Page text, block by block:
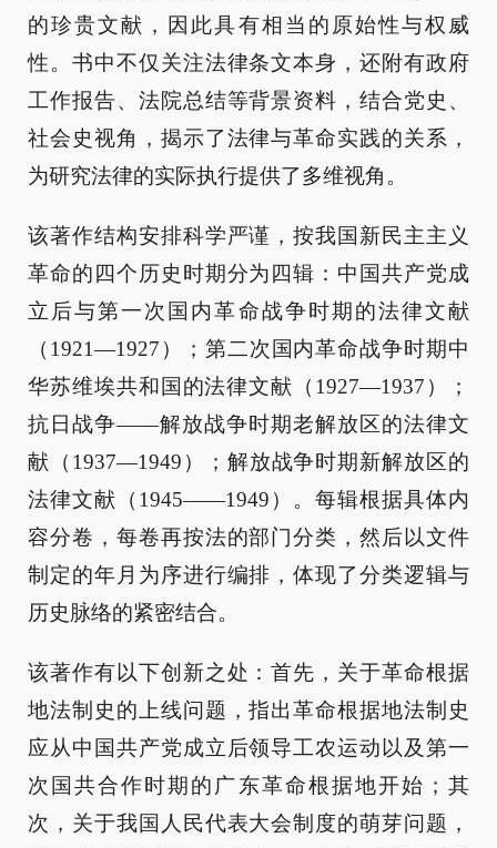
的珍贵文献，因此具有相当的原始性与权威
性。书中不仅关注法律条文本身，还附有政府
工作报告、法院总结等背景资料，结合党史、
社会史视角，揭示了法律与革命实践的关系，
为研究法律的实际执行提供了多维视角。
该著作结构安排科学严谨，按我国新民主主义
革命的四个历史时期分为四辑：中国共产党成
立后与第一次国内革命战争时期的法律文献
（1921—1927）；第二次国内革命战争时期中
华苏维埃共和国的法律文献（1927—1937）；
抗日战争——解放战争时期老解放区的法律文
献（1937—1949）；解放战争时期新解放区的
法律文献（1945——1949）。每辑根据具体内
容分卷，每卷再按法的部门分类，然后以文件
制定的年月为序进行编排，体现了分类逻辑与
历史脉络的紧密结合。
该著作有以下创新之处：首先，关于革命根据
地法制史的上线问题，指出革命根据地法制史
应从中国共产党成立后领导工农运动以及第一
次国共合作时期的广东革命根据地开始；其
次，关于我国人民代表大会制度的萌芽问题，